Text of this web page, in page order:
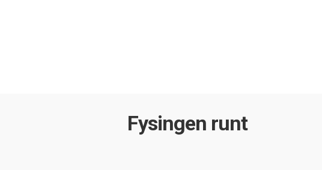
Fysingen runt